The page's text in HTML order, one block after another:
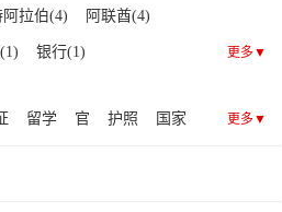
拉伯(4)
阿联酋(4)
科威特(3)
巴林(2)
阿富汗(2)
银行(1) 更多▼
留学 官 护照
国家
更多▼